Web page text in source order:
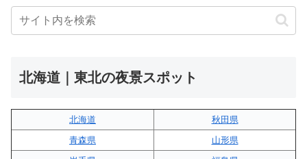
北海道｜東北の夜景スポット
北海道
秋田県
青森県
山形県